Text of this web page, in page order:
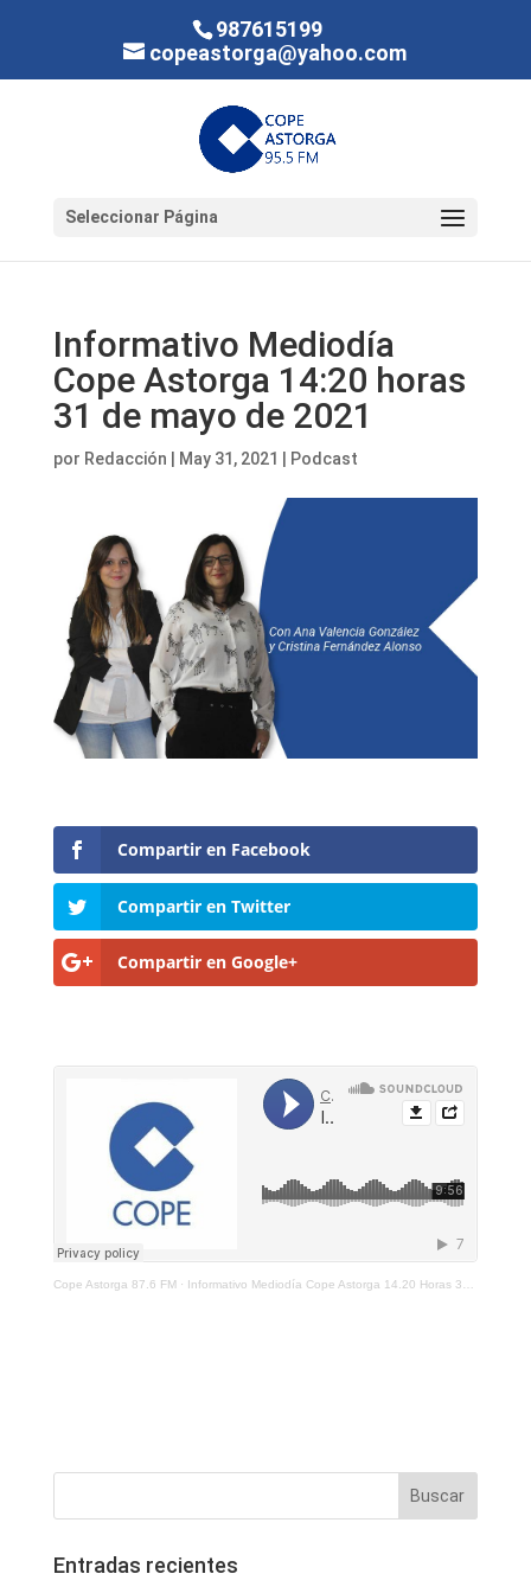
987615199
copeastorga@yahoo.com
Seleccionar Página
Informativo Mediodía
Cope Astorga 14:20 horas
31 de mayo de 2021
por Redacción May 31, 2021 Podcast
Compartir en Facebook
Compartir en Twitter
Compartir en Google+
Cope Astorga 87.6 FM· Informativo Mediodía Cope Astorga 14.20 Horas 31 De Mayo 2021
Entradas recientes